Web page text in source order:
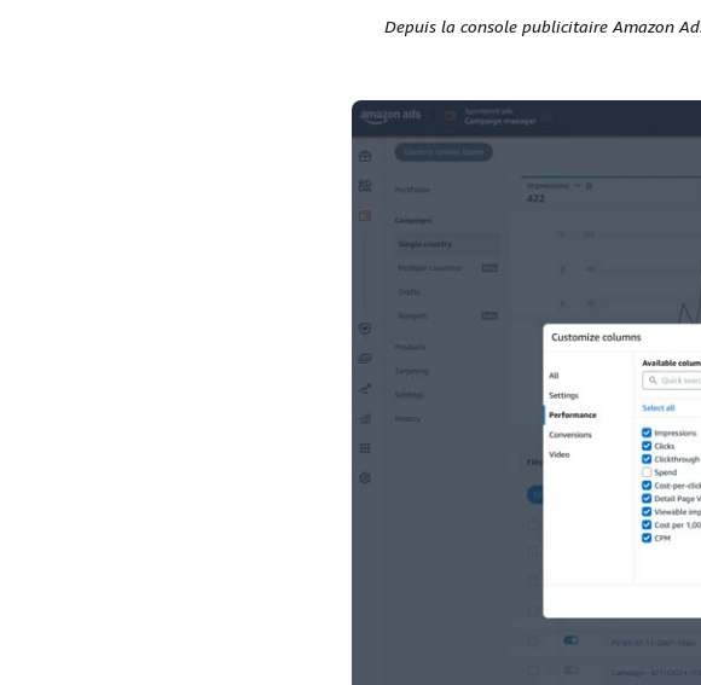
Depuis la console publicitaire Amazon